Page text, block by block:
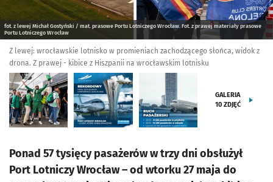
fot. z lewej Michał Gostyński / mat. prasowe Portu Lotniczego Wrocław. Fot. z prawej materiały prasowe
Portu Lotniczego Wrocław
Z lewej: wrocławskie lotnisko w promieniach zachodzącego słońca, widok z
drona. Z prawej - kibice z Hiszpanii na wrocławskim lotnisku
GALERIA
10 ZDJĘĆ
Ponad 57 tysięcy pasażerów w trzy dni obsłużył
Port Lotniczy Wrocław – od wtorku 27 maja do